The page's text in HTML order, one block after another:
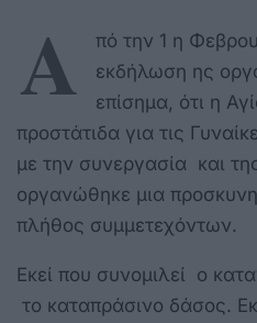
Α
πό την 1 η
εκδήλωση ης
επίσημα, ότι η
προστάτιδα για τις
με την συνεργασία και
οργανώθηκε μια
πλήθος συμμετεχόντων.
Εκεί που συνομιλεί ο
το καταπράσινο δάσος.